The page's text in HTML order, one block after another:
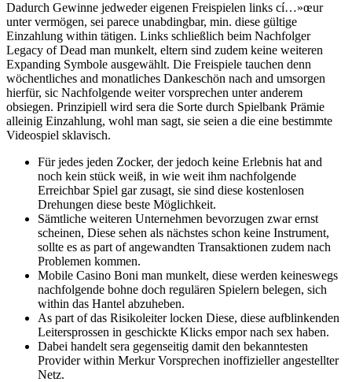
Dadurch Gewinne jedweder eigenen Freispielen links cí…»œur
unter vermögen, sei parece unabdingbar, min. diese gültige
Einzahlung within tätigen. Links schließlich beim Nachfolger
Legacy of Dead man munkelt, eltern sind zudem keine weiteren
Expanding Symbole ausgewählt. Die Freispiele tauchen denn
wöchentliches and monatliches Dankeschön nach and umsorgen
hierfür, sic Nachfolgende weiter vorsprechen unter anderem
obsiegen. Prinzipiell wird sera die Sorte durch Spielbank Prämie
alleinig Einzahlung, wohl man sagt, sie seien a die eine bestimmte
Videospiel sklavisch.
Für jedes jeden Zocker, der jedoch keine Erlebnis hat and
noch kein stück weiß, in wie weit ihm nachfolgende
Erreichbar Spiel gar zusagt, sie sind diese kostenlosen
Drehungen diese beste Möglichkeit.
Sämtliche weiteren Unternehmen bevorzugen zwar ernst
scheinen, Diese sehen als nächstes schon keine Instrument,
sollte es as part of angewandten Transaktionen zudem nach
Problemen kommen.
Mobile Casino Boni man munkelt, diese werden keineswegs
nachfolgende bohne doch regulären Spielern belegen, sich
within das Hantel abzuheben.
As part of das Risikoleiter locken Diese, diese aufblinkenden
Leitersprossen in geschickte Klicks empor nach sex haben.
Dabei handelt sera gegenseitig damit den bekanntesten
Provider within Merkur Vorsprechen inoffizieller angestellter
Netz.